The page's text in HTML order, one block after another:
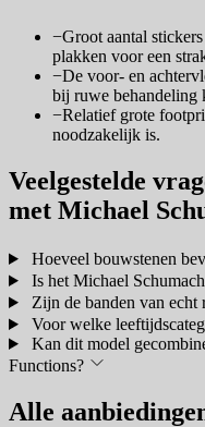
−Groot aantal
plakken voor een
−De voor- en
bij ruwe behandeling
−Relatief grote
noodzakelijk is.
Veelgestelde
met Michael
Hoeveel bouwstenen
Is het Michael
Zijn de banden van echt
Voor welke
Kan dit model
Functions?
Alle